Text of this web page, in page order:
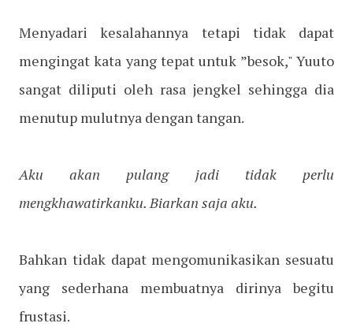
Menyadari kesalahannya tetapi tidak dapat
mengingat kata yang tepat untuk ”besok," Yuuto
sangat diliputi oleh rasa jengkel sehingga dia
menutup mulutnya dengan tangan.
Aku akan pulang jadi tidak perlu
mengkhawatirkanku. Biarkan saja aku.
Bahkan tidak dapat mengomunikasikan sesuatu
yang sederhana membuatnya dirinya begitu
frustasi.